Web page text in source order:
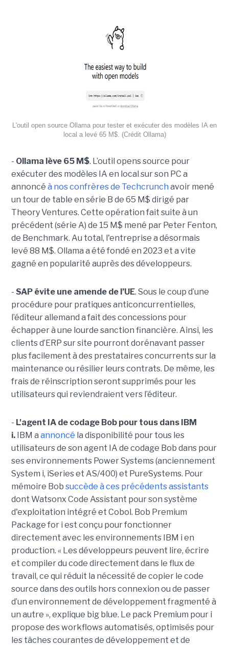
L'outil open source Ollama pour tester et exécuter des modèles IA en
local a levé 65 M$. (Crédit Ollama)
- Ollama lève 65 M$. L’outil opens source pour
exécuter des modèles IA en local sur son PC a
annoncé à nos confrères de Techcrunch avoir mené
un tour de table en série B de 65 M$ dirigé par
Theory Ventures. Cette opération fait suite à un
précédent (série A) de 15 M$ mené par Peter Fenton,
de Benchmark. Au total, l'entreprise a désormais
levé 88 M$. Ollama a été fondé en 2023 et a vite
gagné en popularité auprès des développeurs.
- SAP évite une amende de l’UE. Sous le coup d’une
procédure pour pratiques anticoncurrentielles,
l’éditeur allemand a fait des concessions pour
échapper à une lourde sanction financière. Ainsi, les
clients d’ERP sur site pourront dorénavant passer
plus facilement à des prestataires concurrents sur la
maintenance ou résilier leurs contrats. De même, les
frais de réinscription seront supprimés pour les
utilisateurs qui reviendraient vers l’éditeur.
- L'agent IA de codage Bob pour tous dans IBM
i.IBM a annoncé la disponibilité pour tous les
utilisateurs de son agent IA de codage Bob dans pour
ses environnements Power Systems (anciennement
System i, iSeries et AS/400) et PureSystems. Pour
mémoire Bob succède à ces précédents assistants
dont Watsonx Code Assistant pour son système
d'exploitation intégré et Cobol. Bob Premium
Package for i est conçu pour fonctionner
directement avec les environnements IBM i en
production. « Les développeurs peuvent lire, écrire
et compiler du code directement dans le flux de
travail, ce qui réduit la nécessité de copier le code
source dans des outils hors connexion ou de passer
d’un environnement de développement fragmenté à
un autre », explique big blue. Le pack Premium pour i
propose des workflows automatisés, optimisés pour
les tâches courantes de développement et de